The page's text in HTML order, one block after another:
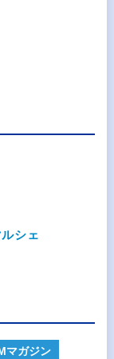
シェ
マガジン